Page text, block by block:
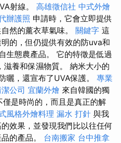
射線。 高雄徵信社 中式外燴
辦護照 申請時，它會立即提供
然的薰衣草氣味。 關鍵字 這
的，但仍提供有效的防uva和
生態農產品。 它的特徵是低過
養和保濕物質。 納米大小的
曬，還宣布了UVA保護。 專業
公司 宜蘭外燴 來自韓國的獨
是時尚的，而且是真正的解
風格外燴料理 漏水 打針 與我
效果，並發現我們比以往任何
的產品。 台南搬家 台中推拿